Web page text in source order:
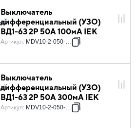
Выключатель
дифференциальный (УЗО)
ВД1-63 2Р 50А 100мА IEK
Артикул: MDV10-2-050-100
Выключатель
дифференциальный (УЗО)
ВД1-63 2Р 50А 300мА IEK
Артикул: MDV10-2-050-300